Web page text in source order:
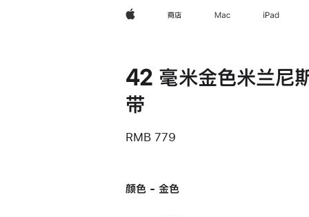
Apple 商店 Mac iPad
42 毫米金色米兰尼
带
RMB 779
颜色 - 金色